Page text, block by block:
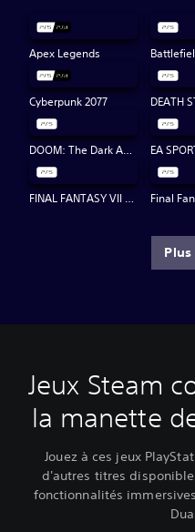
Apex Legends
Cyberpunk 2077
DOOM: The Dark Ages EA
FINAL FANTASY VII REMAKE INTERGRADE Final
Jeux Steam
la manette
Jouez à ces jeux
d'autres titres
fonctionnalités